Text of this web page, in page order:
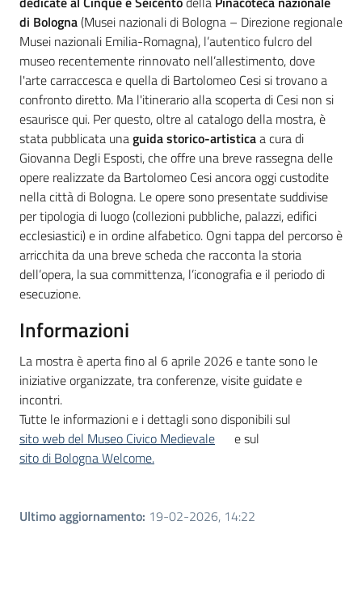
di Bologna(Musei nazionali di Bologna – Direzione regionale
Musei nazionali Emilia-Romagna), l’autentico fulcro del
museo recentemente rinnovato nell’allestimento, dove
l'arte carraccesca e quella di Bartolomeo Cesi si trovano a
confronto diretto. Ma l'itinerario alla scoperta di Cesi non si
esaurisce qui. Per questo, oltre al catalogo della mostra, è
stata pubblicata unaguida storico-artisticaa cura di
Giovanna Degli Esposti, che offre una breve rassegna delle
opere realizzate da Bartolomeo Cesi ancora oggi custodite
nella città di Bologna. Le opere sono presentate suddivise
per tipologia di luogo (collezioni pubbliche, palazzi, edifici
ecclesiastici) e in ordine alfabetico. Ogni tappa del percorso è
arricchita da una breve scheda che racconta la storia
dell’opera, la sua committenza, l’iconografia e il periodo di
esecuzione.
Informazioni
La mostra è aperta fino al 6 aprile 2026 e tante sono le
iniziative organizzate, tra conferenze, visite guidate e
incontri.
Tutte le informazioni e i dettagli sono disponibili sul
sito web del Museo Civico Medievale
e sul
sito di Bologna Welcome.
Ultimo aggiornamento: 19-02-2026, 14:22